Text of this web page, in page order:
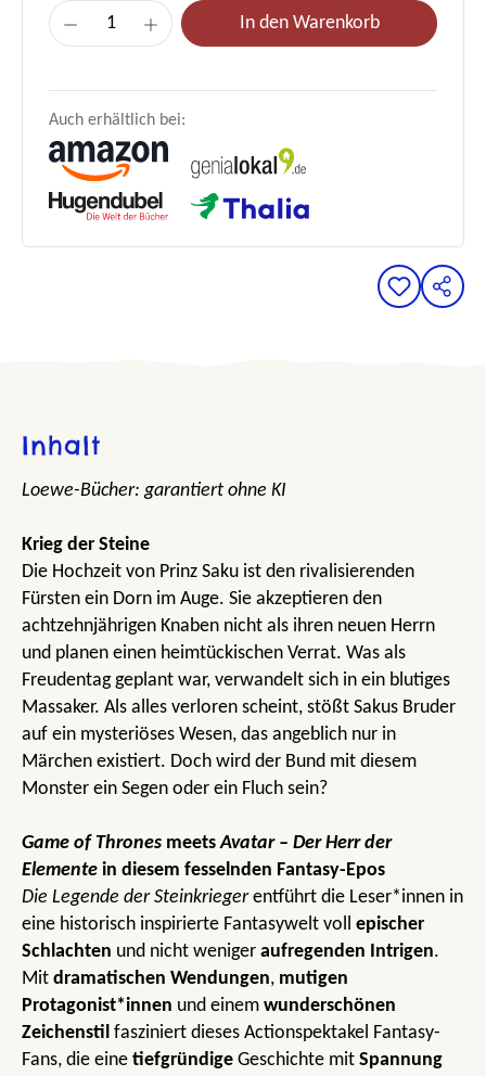
Produkt Anzahl: Gib den gewünschten
In den Warenkorb
Auch erhältlich bei:
Inhalt
Loewe-Bücher: garantiert ohne KI
Krieg der Steine
Die Hochzeit von Prinz Saku ist den rivalisierenden
Fürsten ein Dorn im Auge. Sie akzeptieren den
achtzehnjährigen Knaben nicht als ihren neuen Herrn
und planen einen heimtückischen Verrat. Was als
Freudentag geplant war, verwandelt sich in ein blutiges
Massaker. Als alles verloren scheint, stößt Sakus Bruder
auf ein mysteriöses Wesen, das angeblich nur in
Märchen existiert. Doch wird der Bund mit diesem
Monster ein Segen oder ein Fluch sein?
Game of Thrones meetsAvatar – Der Herr der
Elemente in diesem fesselnden Fantasy-Epos
Die Legende der Steinkriegerentführt die Leser*innen in
eine historisch inspirierte Fantasywelt voll epischer
Schlachten und nicht weniger aufregenden Intrigen.
Mit dramatischen Wendungen, mutigen
Protagonist*innen und einem wunderschönen
Zeichenstil fasziniert dieses Actionspektakel Fantasy-
Fans, die eine tiefgründige Geschichte mit Spannung